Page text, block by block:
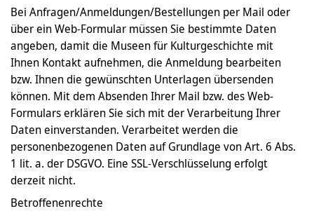
Bei Anfragen/Anmeldungen/Bestellungen per Mail oder
über ein Web-Formular müssen Sie bestimmte Daten
angeben, damit die Museen für Kulturgeschichte mit
Ihnen Kontakt aufnehmen, die Anmeldung bearbeiten
bzw. Ihnen die gewünschten Unterlagen übersenden
können. Mit dem Absenden Ihrer Mail bzw. des Web-
Formulars erklären Sie sich mit der Verarbeitung Ihrer
Daten einverstanden. Verarbeitet werden die
personenbezogenen Daten auf Grundlage von Art. 6 Abs.
1 lit. a. der DSGVO. Eine SSL-Verschlüsselung erfolgt
derzeit nicht.
Betroffenenrechte